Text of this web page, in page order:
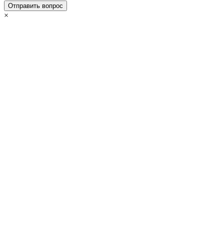
Отправить вопрос
×